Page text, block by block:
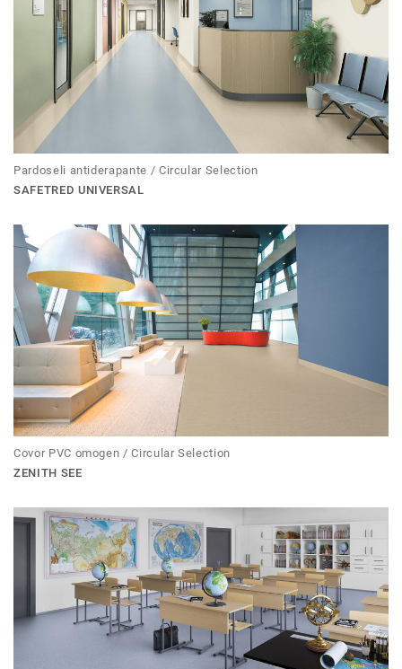
Pardoseli antiderapante / Circular Selection
SAFETRED UNIVERSAL
Covor PVC omogen / Circular Selection
ZENITH SEE